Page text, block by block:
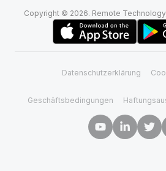
Copyright © 2026. Remote
Datenschutzerklärung
Geschäftsbedingungen